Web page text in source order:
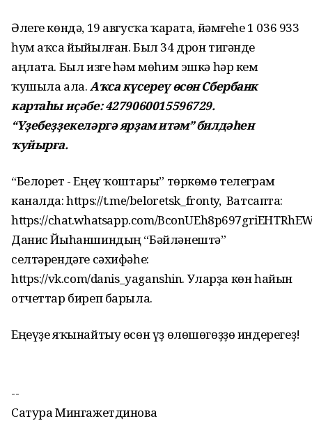
Әлеге көндә, 19 авгусҡа ҡарата, йәмғеһе 1 036 933
һум аҡса йыйылған. Был 34 дрон тигәнде
аңлата. Был изге һәм мөһим эшкә һәр кем
ҡушыла ала.Аҡса күсереү өсөн Сбербанк
картаһы иҫәбе: 4279060015596729.
“Үҙебеҙҙекеләргә ярҙам итәм” билдәһен
ҡуйырға.
“Белорет - Еңеү ҡоштары” төркөмө телеграм
каналда: https://t.me/beloretsk_fronty, Ватсапта:
https://chat.whatsapp.com/
Данис Йыһаншиндың “Бәйләнештә”
селтәрендәге сәхифәһе:
https://vk.com/danis_yaganshin. Уларҙа көн һайын
отчеттар биреп барыла.
Еңеүҙе яҡынайтыу өсөн үҙ өлөшөгөҙҙө индерегеҙ!
--
Сатура Мингажетдинова